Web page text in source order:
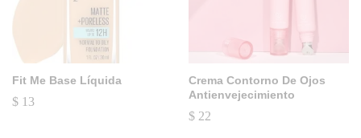
Fit Me Base Líquida
$ 13
Crema Contorno De Ojos
Antienvejecimiento
$ 22